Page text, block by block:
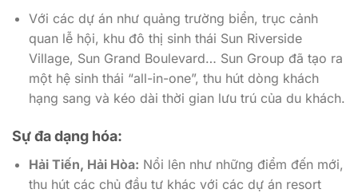
Với các dự án như quảng trường biển, trục cảnh
quan lễ hội, khu đô thị sinh thái Sun Riverside
Village, Sun Grand Boulevard… Sun Group đã tạo ra
một hệ sinh thái “all-in-one”, thu hút dòng khách
hạng sang và kéo dài thời gian lưu trú của du khách.
Sự đa dạng hóa:
Hải Tiến, Hải Hòa: Nổi lên như những điểm đến mới,
thu hút các chủ đầu tư khác với các dự án resort